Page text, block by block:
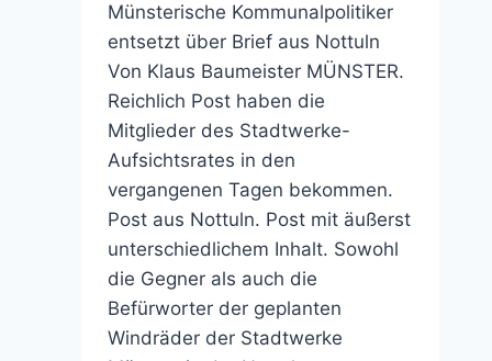
Münsterische Kommunalpolitiker
entsetzt über Brief aus Nottuln
Von Klaus Baumeister MÜNSTER.
Reichlich Post haben die
Mitglieder des Stadtwerke-
Aufsichtsrates in den
vergangenen Tagen bekommen.
Post aus Nottuln. Post mit äußerst
unterschiedlichem Inhalt. Sowohl
die Gegner als auch die
Befürworter der geplanten
Windräder der Stadtwerke